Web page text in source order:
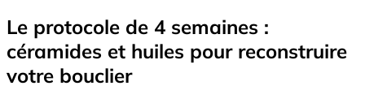
Le protocole de 4 semaines :
céramides et huiles pour reconstruire
votre bouclier